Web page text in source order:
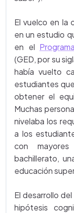
El vuelco en la
en un estudio
en el
(GED, por su
había vuelto
estudiantes
obtener el
Muchas
nivelaba los
a los
con
bachillerato,
educación
El desarrollo
hipótesis